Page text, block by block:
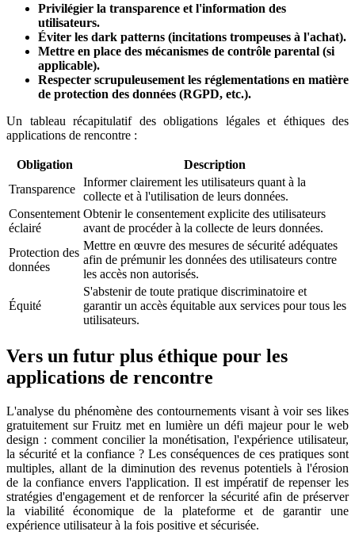
Privilégier la transparence et l'information des
utilisateurs.
Éviter les dark patterns (incitations trompeuses à l'achat).
Mettre en place des mécanismes de contrôle parental (si
applicable).
Respecter scrupuleusement les réglementations en matière
de protection des données (RGPD, etc.).
Un tableau récapitulatif des obligations légales et éthiques des
applications de rencontre :
Obligation
Description
Transparence
Informer clairement les utilisateurs quant à la
collecte et à l'utilisation de leurs données.
Consentement
éclairé
Obtenir le consentement explicite des utilisateurs
avant de procéder à la collecte de leurs données.
Protection des
données
Mettre en œuvre des mesures de sécurité adéquates
afin de prémunir les données des utilisateurs contre
les accès non autorisés.
Équité
S'abstenir de toute pratique discriminatoire et
garantir un accès équitable aux services pour tous les
utilisateurs.
Vers un futur plus éthique pour les
applications de rencontre
L'analyse du phénomène des contournements visant à voir ses likes
gratuitement sur Fruitz met en lumière un défi majeur pour le web
design : comment concilier la monétisation, l'expérience utilisateur,
la sécurité et la confiance ? Les conséquences de ces pratiques sont
multiples, allant de la diminution des revenus potentiels à l'érosion
de la confiance envers l'application. Il est impératif de repenser les
stratégies d'engagement et de renforcer la sécurité afin de préserver
la viabilité économique de la plateforme et de garantir une
expérience utilisateur à la fois positive et sécurisée.